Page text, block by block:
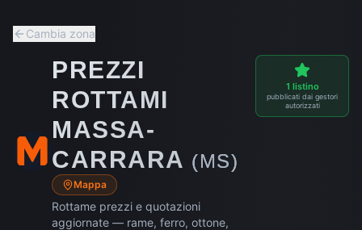
Cambia zona
PREZZI
ROTTAMI
MASSA-
CARRARA (MS)
Mappa
Rottame prezzi e quotazioni
aggiornate — rame, ferro, ottone,
1 listino
pubblicati dai gestori
autorizzati